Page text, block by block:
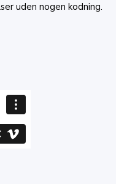
uden nogen kodning.